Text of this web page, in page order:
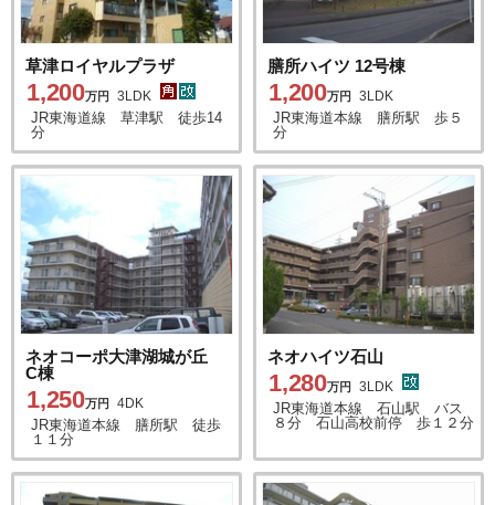
草津ロイヤルプラザ
1,200万円 3LDK
JR東海道線 草津駅 徒歩14
分
膳所ハイツ 12号棟
1,200万円 3LDK
JR東海道本線 膳所駅 歩５
分
ネオコーポ大津湖城が丘
C棟
1,250万円 4DK
JR東海道本線 膳所駅 徒歩
１１分
ネオハイツ石山
1,280万円 3LDK
JR東海道本線 石山駅 バス
８分 石山高校前停 歩１２分